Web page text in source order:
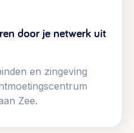
door je netwerk uit
en zingeving
Zee.